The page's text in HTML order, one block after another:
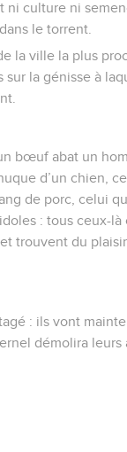
ni culture ni
le torrent.
la ville la plus
sur la génisse à
bœuf abat un
d’un chien,
de porc, celui
: tous ceux-
trouvent du
: ils vont
démolira leurs